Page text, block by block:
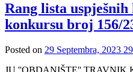
Rang lista
konkursu broj 156/
Posted on 29 Septembra, 2023